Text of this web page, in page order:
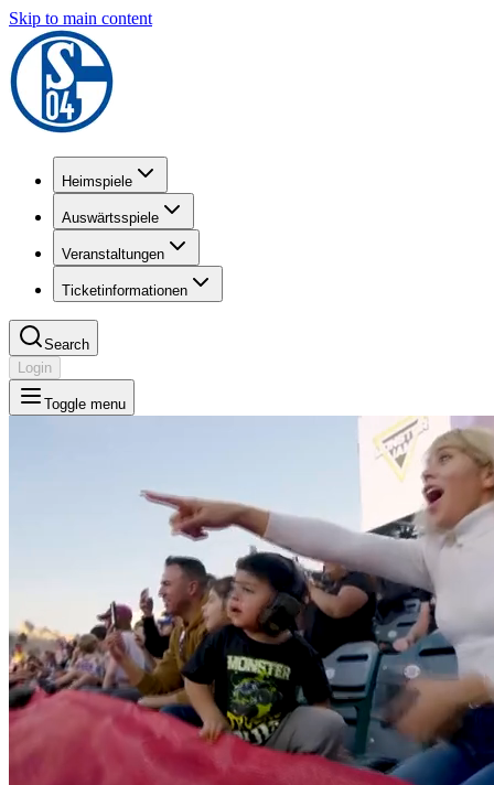
Skip to main content
Heimspiele
Auswärtsspiele
Veranstaltungen
Ticketinformationen
Search
Login
Toggle menu